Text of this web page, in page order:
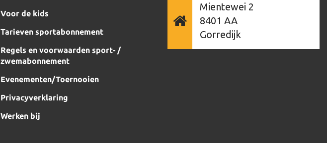
Mientewei 2
8401 AA
Gorredijk
Voor de kids
Tarieven sportabonnement
Regels en voorwaarden sport- /
zwemabonnement
Evenementen/Toernooien
Privacyverklaring
Werken bij